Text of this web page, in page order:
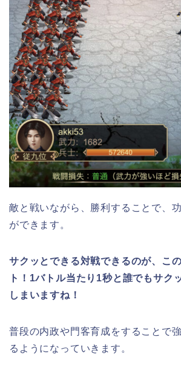
敵と戦いながら、勝利することで、
ができます。
サクッとできる対戦できるのが、こ
ト！1バトル当たり1秒と誰でもサク
しまいますね！
普段の内政や門客育成をすることで
るようになっていきます。